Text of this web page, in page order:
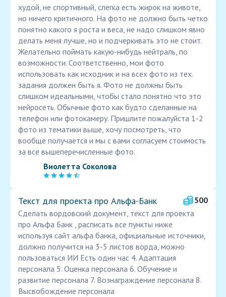
худой, не спортивный, слегка есть жирок на животе,
но ничего критичного. На фото не должно быть четко
понятно какого я роста и веса, не надо слишком явно
делать меня лучше, но и подчеркивать это не стоит.
Желательно поймать какую-нибудь нейтраль, по
возможности. Соответственно, мои фото
использовать как исходник и на всех фото из тех.
задания должен быть я. Фото не должны быть
слишком идеальными, чтобы стало понятно что это
нейросеть. Обычные фото как будто сделанные на
телефон или фотокамеру. Пришлите пожалуйста 1-2
фото из тематики выше, хочу посмотреть, что
вообще получается и мы с вами согласуем стоимость
за все вышеперечисленные фото.
Виолетта Соколова
Текст для проекта про Альфа‑Банк
500
Сделать вордовский документ, текст для проекта
про Альфа Банк , расписать все пункты ниже
используя сайт альфа банка, официальные источники,
должно получится на 3-5 листов ворда, можно
пользоваться ИИ Есть один час 4. Адаптация
персонала 5. Оценка персонала 6. Обучение и
развитие персонала 7. Вознаграждение персонала 8.
Высвобождение персонала